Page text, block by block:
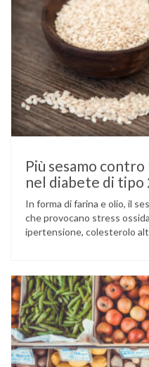
Più sesamo
nel diabete di tipo
In forma di farina e olio, il
che provocano stress
ipertensione, colesterolo
utilizzati per la